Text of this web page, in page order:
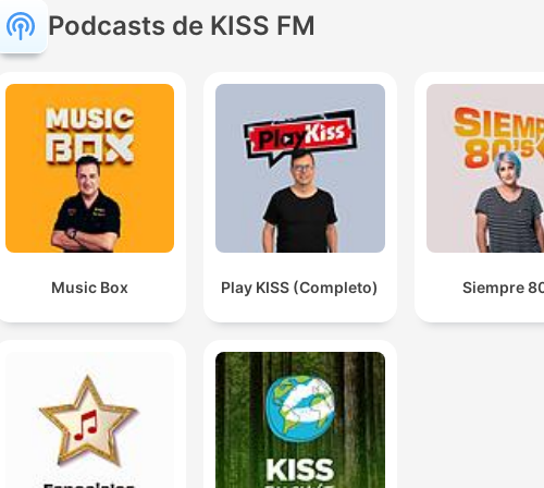
Podcasts de KISS FM
Music Box Play KISS (Completo) Siempre